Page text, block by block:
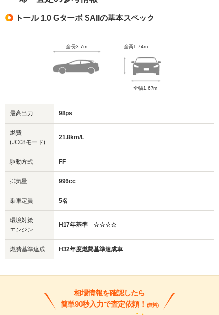
トール 1.0 Gターボ SAIIの基本スペック
全長3.7m 全高1.74m
全幅1.67m
最高出力 98ps
燃費
(JC08モード)
21.8km/L
駆動方式 FF
排気量 996cc
乗車定員 5名
環境対策
エンジン
H17年基準 ☆☆☆☆
燃費基準達成 H32年度燃費基準達成車
相場情報を確認したら
簡単90秒入力で査定依頼！ (無料)